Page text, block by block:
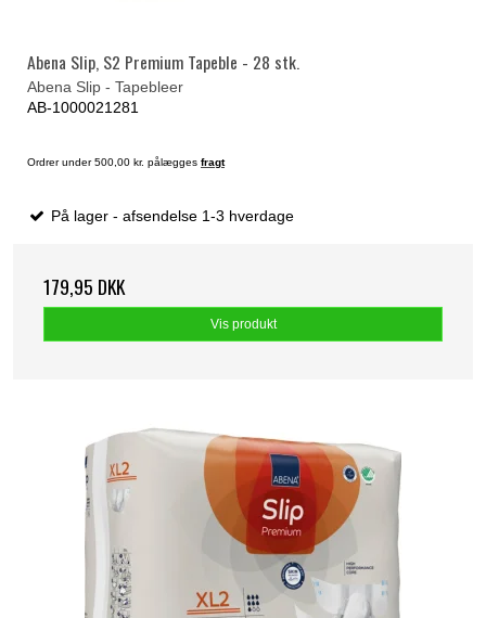
Abena Slip, S2 Premium Tapeble - 28 stk.
Abena Slip - Tapebleer
AB-1000021281
Ordrer under 500,00 kr. pålægges fragt
På lager - afsendelse 1-3 hverdage
179,95 DKK
Vis produkt